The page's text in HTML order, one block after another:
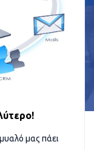
μας πάει